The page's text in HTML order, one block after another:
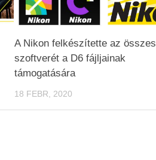
A Nikon felkészítette az összes
szoftverét a D6 fájljainak
támogatására
18 FEBR, 2020